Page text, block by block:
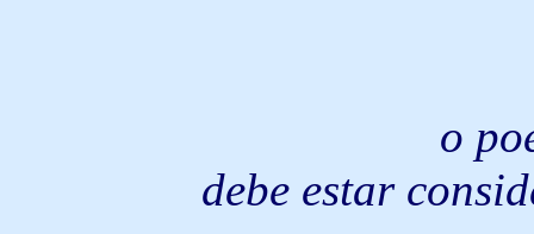
o
debe estar